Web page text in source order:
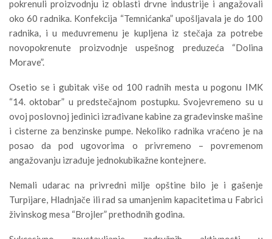
pokrenuli proizvodnju iz oblasti drvne industrije i angažovali
oko 60 radnika. Konfekcija “Temnićanka” upošljavala je do 100
radnika, i u međuvremenu je kupljena iz stečaja za potrebe
novopokrenute proizvodnje uspešnog preduzeća “Dolina
Morave”.
Osetio se i gubitak više od 100 radnih mesta u pogonu IMK
“14. oktobar” u predstečajnom postupku. Svojevremeno su u
ovoj poslovnoj jedinici izrađivane kabine za građevinske mašine
i cisterne za benzinske pumpe. Nekoliko radnika vraćeno je na
posao da pod ugovorima o privremeno – povremenom
angažovanju izrađuje jednokubikažne kontejnere.
Nemali udarac na privredni milje opštine bilo je i gašenje
Turpijare, Hladnjače ili rad sa umanjenim kapacitetima u Fabrici
živinskog mesa “Brojler” prethodnih godina.